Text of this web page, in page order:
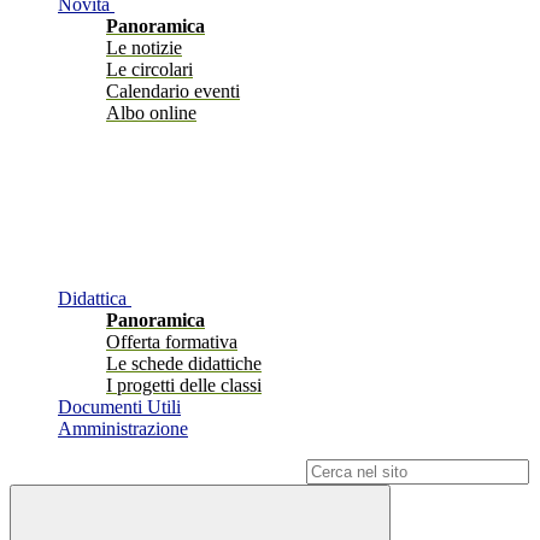
Novità
Panoramica
Le notizie
Le circolari
Calendario eventi
Albo online
Didattica
Panoramica
Offerta formativa
Le schede didattiche
I progetti delle classi
Documenti Utili
Amministrazione